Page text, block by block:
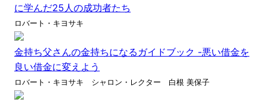
に学んだ25人の成功者たち
ロバート・キヨサキ
金持ち父さんの金持ちになるガイドブック -悪い借金を
良い借金に変えよう
ロバート・キヨサキ シャロン・レクター 白根 美保子